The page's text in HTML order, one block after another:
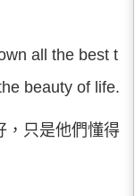
all the best t
beauty of life.
，只是他們懂得